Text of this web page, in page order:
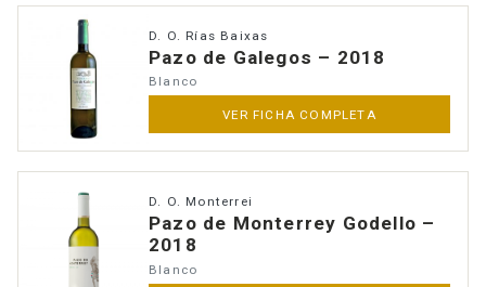
D. O. Rías Baixas
Pazo de Galegos – 2018
Blanco
VER FICHA COMPLETA
D. O. Monterrei
Pazo de Monterrey Godello –
2018
Blanco